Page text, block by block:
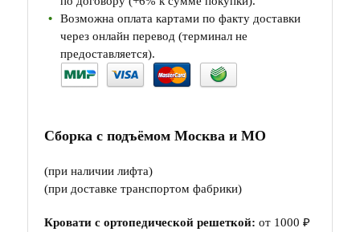
Возможна оплата картами по факту доставки
через онлайн перевод (терминал не
предоставляется).
Сборка с подъёмом Москва и МО
(при наличии лифта)
(при доставке транспортом фабрики)
Кровати с ортопедической решеткой: от 1000 ₽